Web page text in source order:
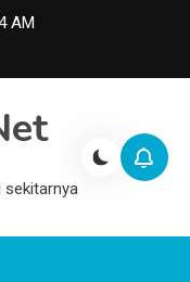
AM
sekitarnya